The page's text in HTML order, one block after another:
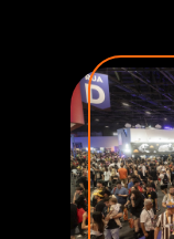
plataformas
jornada de
Neste